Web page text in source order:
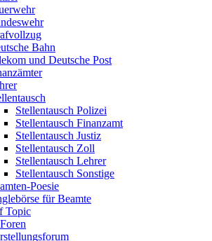
Bahn
und Deutsche Post
Stellentausch Polizei
Stellentausch Finanzamt
Stellentausch Justiz
Stellentausch Zoll
Stellentausch Lehrer
Stellentausch Sonstige
Poesie
für Beamte
Topic